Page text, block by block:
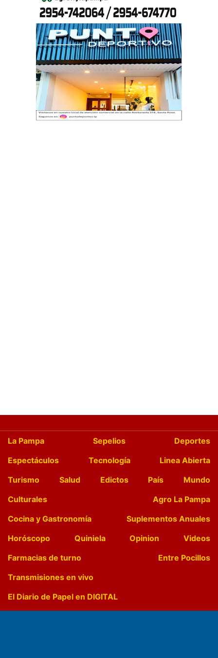
La Pampa Sepelios
Deportes
Espectáculos
Tecnología
Linea Abierta
Turismo
Salud Edictos País
Mundo
Culturales
Agro La Pampa
Cocina y Gastronomía
Suplementos Anuales
Horóscopo
Quiniela Opinion
Videos
Farmacias de turno
Entre Pocillos
Transmisiones en vivo
El Diario de Papel en DIGITAL